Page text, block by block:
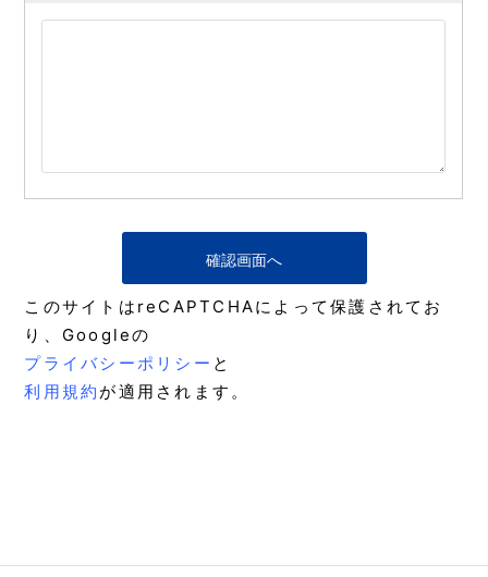
このサイトはreCAPTCHAによって保護されてお
り、Googleの
プライバシーポリシー と
利用規約 が適用されます。